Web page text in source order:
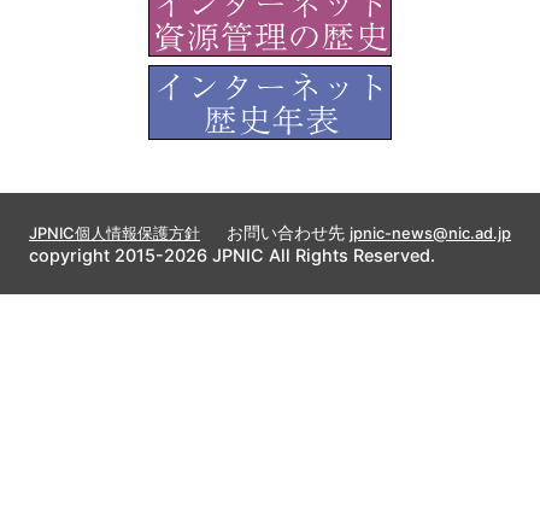
JPNIC個人情報保護方針 お問い合わせ先 jpnic-news@nic.ad.jp
copyright 2015-2026 JPNIC All Rights Reserved.